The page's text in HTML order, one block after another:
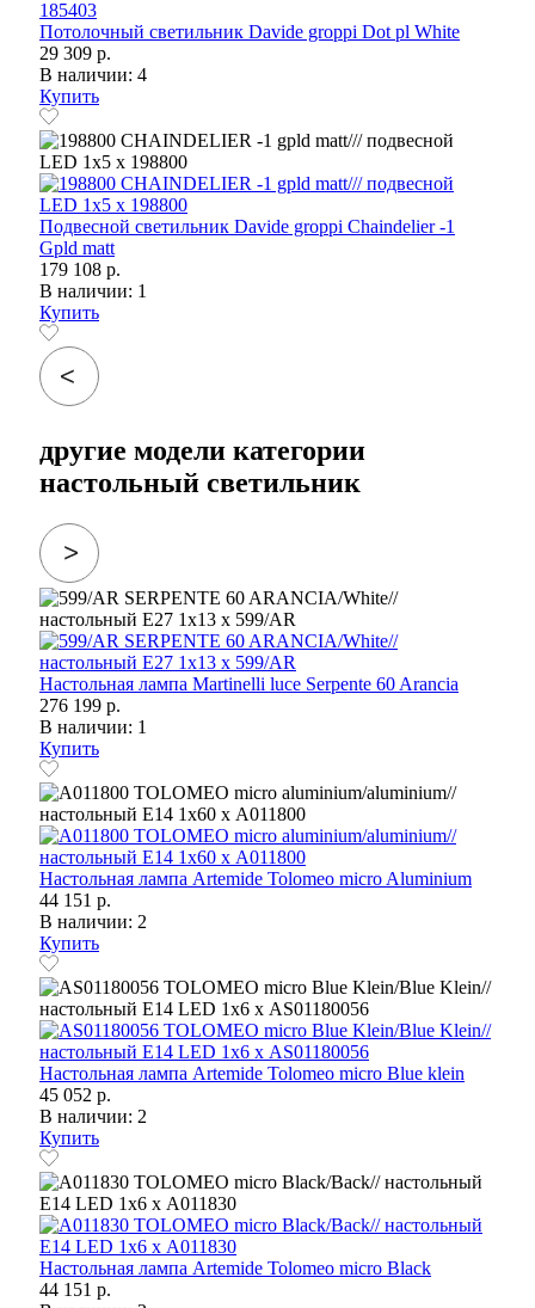
Потолочный светильник Davide groppi Dot pl White
29 309 р.
В наличии: 4
Купить
Подвесной светильник Davide groppi Chaindelier -1
Gpld matt
179 108 р.
В наличии: 1
Купить
другие модели категории
настольный светильник
Настольная лампа Martinelli luce Serpente 60 Arancia
276 199 р.
В наличии: 1
Купить
Настольная лампа Artemide Tolomeo micro Aluminium
44 151 р.
В наличии: 2
Купить
Настольная лампа Artemide Tolomeo micro Blue klein
45 052 р.
В наличии: 2
Купить
Настольная лампа Artemide Tolomeo micro Black
44 151 р.